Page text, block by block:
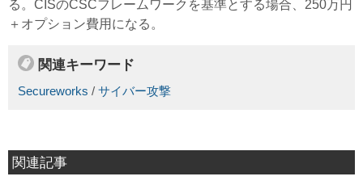
る。CISのCSCフレームワークを基準とする場合、250万円
＋オプション費用になる。
関連キーワード
Secureworks / サイバー攻撃
関連記事